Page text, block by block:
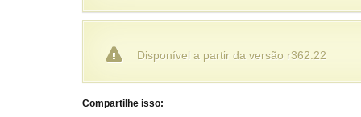
Disponível a partir da versão r362.22
Compartilhe isso: